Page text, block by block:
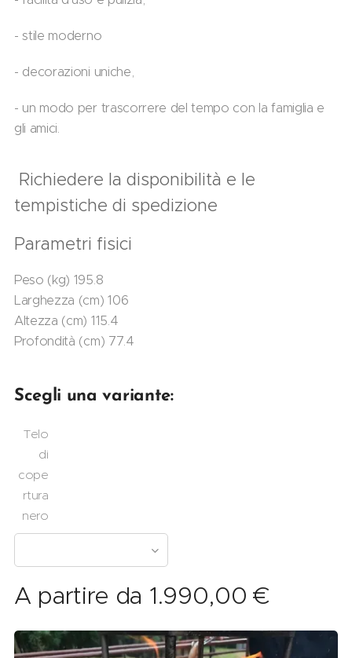
- stile moderno
- decorazioni uniche,
- un modo per trascorrere del tempo con la famiglia e
gli amici.
Richiedere la disponibilità e le
tempistiche di spedizione
Parametri fisici
Peso (kg) 195.8
Larghezza (cm) 106
Altezza (cm) 115.4
Profondità (cm) 77.4
Scegli una variante:
Telo
di
cope
rtura
nero
A partire da 1.990,00 €